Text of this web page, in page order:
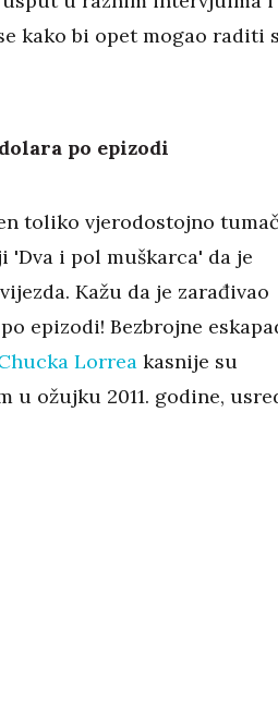
kako bi opet mogao raditi
po epizodi
toliko vjerodostojno
'Dva i pol muškarca' da je
Kažu da je zarađivao
epizodi! Bezbrojne
Lorrea kasnije su
u ožujku 2011. godine,